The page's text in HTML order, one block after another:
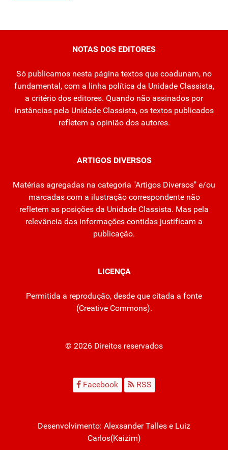
NOTAS DOS EDITORES
Só publicamos nesta página textos que coadunam, no
fundamental, com a linha política da Unidade Classista,
a critério dos editores. Quando não assinados por
instâncias pela Unidade Classista, os textos publicados
refletem a opinião dos autores.
ARTIGOS DIVERSOS
Matérias agregadas na categoria "Artigos Diversos" e/ou
marcadas com a ilustração correspondente não
refletem as posições da Unidade Classista. Mas pela
relevância das informações contidas justificam a
publicação.
LICENÇA
Permitida a reprodução, desde que citada a fonte
(Creative Commons).
© 2026 Direitos reservados
Facebook RSS
Desenvolvimento: Alexsander Talles e Luiz
Carlos(Kaizim)